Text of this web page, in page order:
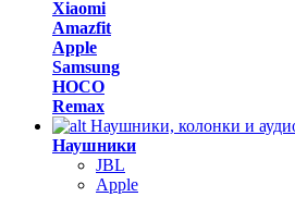
Xiaomi
Amazfit
Apple
Samsung
HOCO
Remax
Наушники, колонки и
Наушники
JBL
Apple